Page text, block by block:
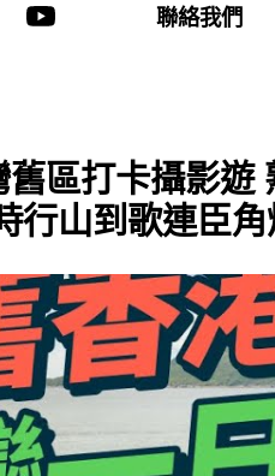
聯絡我們
區打卡攝影遊
行山到歌連臣